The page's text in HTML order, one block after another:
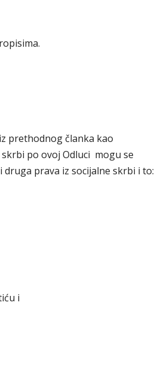
prethodnog članka kao
po ovoj Odluci mogu se
prava iz socijalne skrbi i to:
i